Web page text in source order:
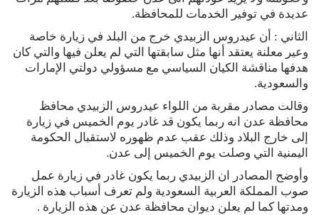
عديدة في توفير الخدمات للمحافظة.
الثاني : أن عيدروس الزبيدي خرج من البلد في زيارة خاصة
وعير معلنة يعتقد أنها مثل سابقتها التي لم يعلن فيها والتي كان
هدفها مناقشة الكيان السياسي مع مسؤولي دولتي الإمارات
والسعودية.
وقالت مصادر مقربة من اللواء عيدروس الزبيدي محافظ
محافظة عدن انه ربما يكون قد غادر يوم الخميس في زيارة
إلى خارج البلاد وذلك عقب عدم ظهوره لاستقبال الحكومة
اليمنية التي وصلت يوم الخميس إلى عدن.
وأوضح المصادر ان الزبيدي ربما يكون غادر في زيارة عمل
صوب المملكة العربية السعودية ولم تعرف أسباب هذه الزيارة
ومدتها كما لم يعلن ديوان محافظة عدن عن هذه الزيارة .